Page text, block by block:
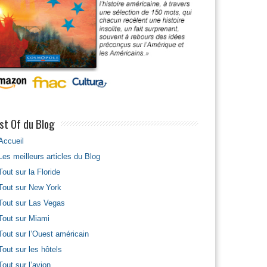
Of du Blog
meilleurs articles du Blog
sur la Floride
sur New York
sur Las Vegas
sur Miami
sur l’Ouest américain
sur les hôtels
sur l’avion